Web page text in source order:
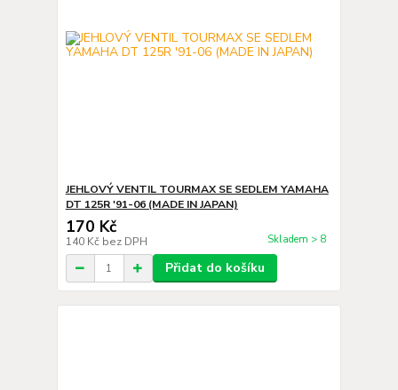
JEHLOVÝ VENTIL TOURMAX SE SEDLEM YAMAHA
DT 125R '91-06 (MADE IN JAPAN)
170 Kč
140 Kč bez DPH Skladem > 8
Přidat do košíku